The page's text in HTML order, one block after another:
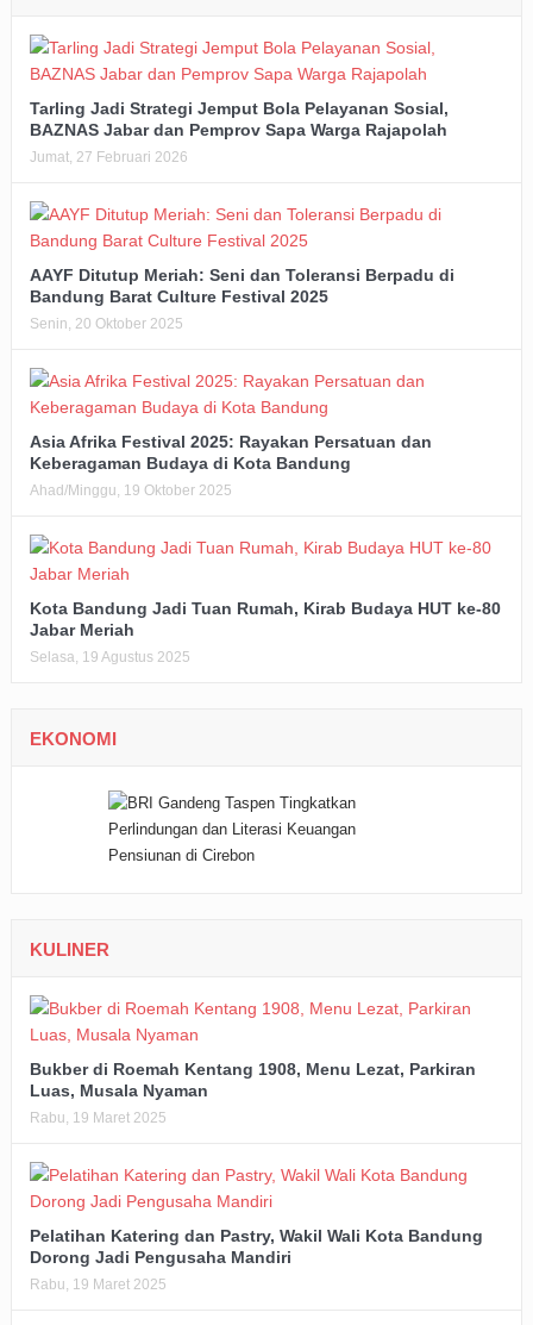
Tarling Jadi Strategi Jemput Bola Pelayanan Sosial,
BAZNAS Jabar dan Pemprov Sapa Warga Rajapolah
Jumat, 27 Februari 2026
AAYF Ditutup Meriah: Seni dan Toleransi Berpadu di
Bandung Barat Culture Festival 2025
Senin, 20 Oktober 2025
Asia Afrika Festival 2025: Rayakan Persatuan dan
Keberagaman Budaya di Kota Bandung
Ahad/Minggu, 19 Oktober 2025
Kota Bandung Jadi Tuan Rumah, Kirab Budaya HUT ke-80
Jabar Meriah
Selasa, 19 Agustus 2025
EKONOMI
KULINER
Bukber di Roemah Kentang 1908, Menu Lezat, Parkiran
Luas, Musala Nyaman
Rabu, 19 Maret 2025
Pelatihan Katering dan Pastry, Wakil Wali Kota Bandung
Dorong Jadi Pengusaha Mandiri
Rabu, 19 Maret 2025